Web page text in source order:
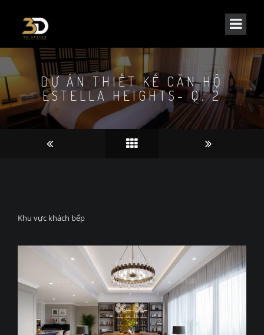
DỰ ÁN THIẾT KẾ CĂN HỘ
ESTELLA HEIGHTS- Q. 2
Khu vực khách bếp